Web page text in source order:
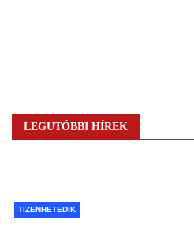
LEGUTÓBBI HÍREK
TIZENHETEDIK